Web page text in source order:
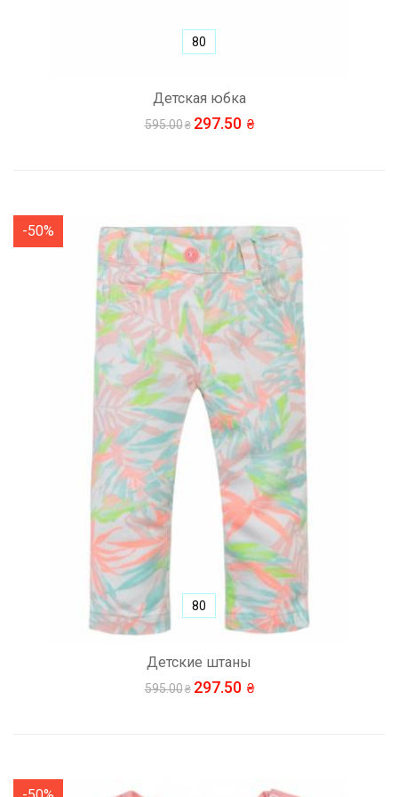
Детская юбка
595.00 297.50
80
-50%
Детские штаны
595.00 297.50
80